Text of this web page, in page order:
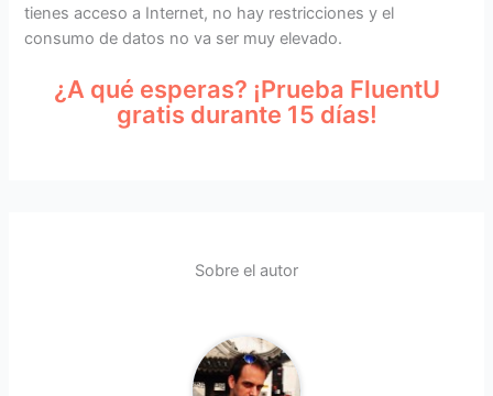
tienes acceso a Internet, no hay restricciones y el
consumo de datos no va ser muy elevado.
¿A qué esperas? ¡Prueba FluentU
gratis durante 15 días!
Sobre el autor